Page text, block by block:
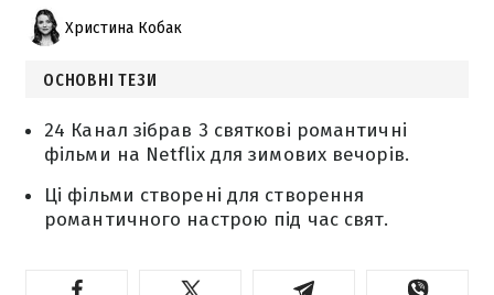
Христина Кобак
ОСНОВНІ ТЕЗИ
24 Канал зібрав 3 святкові романтичні
фільми на Netflix для зимових вечорів.
Ці фільми створені для створення
романтичного настрою під час свят.